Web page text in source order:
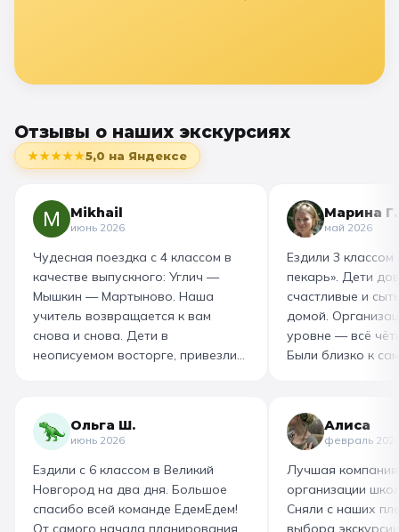
Отзывы о наших экскурсиях
★★★★★5,0 на Яндексе
Mikhail
июнь 2026
Чудесная поездка с 4 классом в
качестве выпускного: Углич —
Мышкин — Мартыново. Наша
учитель возвращается к вам
снова и снова. Дети в
неописуемом восторге, привезли
маршрут для себя, настолько
интересно и насыщенно было.
Огромная благодарность
организатору! Вы лучшие: от
выбора супер-маршрута, питания,
гостиницы, тайминга, до
Марина Г.
май 2026
Ездили 3 классом
пекарь». Дети
счастливые и
домой.
уровне — всё
Были близко к
гигантский
изготовили
слоёного теста,
со скоморохом,
загадками. В
горячие
Ольга Ш.
июнь 2026
Ездили с 6 классом в Великий
Новгород на два дня. Большое
спасибо всей команде ЕдемЕдем!
Алиса
февраль
Лучшая
организации
Сняли с наших